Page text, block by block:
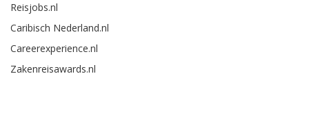
Reisjobs.nl
Caribisch Nederland.nl
Careerexperience.nl
Zakenreisawards.nl